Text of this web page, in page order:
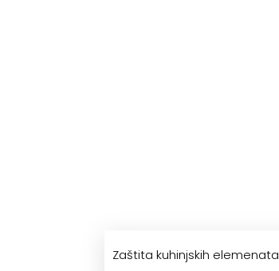
Zaštita kuhinjskih elemenata